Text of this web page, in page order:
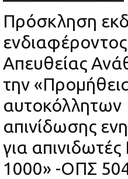
Πρόσκληση
Απευθείας
την
αυτοκόλλητων
απινίδωσης
για απινιδωτές
1000» -ΟΠΣ